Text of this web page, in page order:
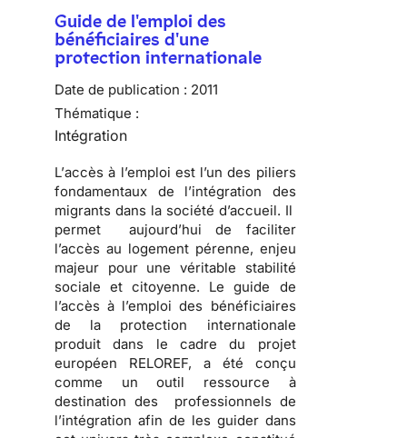
Guide de l'emploi des
bénéficiaires d'une
protection internationale
Date de publication : 2011
Thématique :
Intégration
L’accès à l’emploi est l’un des piliers
fondamentaux de l’intégration des
migrants dans la société d’accueil. Il
permet aujourd’hui de faciliter
l’accès au logementpérenne, enjeu
majeur pour une véritable stabilité
sociale et citoyenne. Le guide de
l’accès à l’emploi des bénéficiaires
de la protection internationale
produit dans le cadre du projet
européen RELOREF, a été conçu
comme un outil ressource à
destination des professionnels de
l’intégration afin de les guider dans